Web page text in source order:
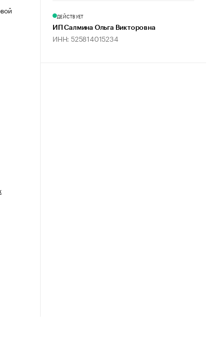
ДЕЙСТВУЕТ
ИП Салмина Ольга Викторовна
ИНН: 525814015234